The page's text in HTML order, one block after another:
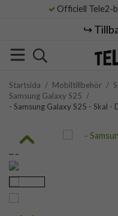
Officiell Tele2-
↪️
Startsida / Mobiltillbehör /
Samsung Galaxy S25 /
- Samsung Galaxy S25 - Skal